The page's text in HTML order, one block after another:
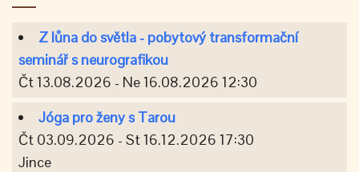
Z lůna do světla - pobytový transformační
seminář s neurografikou
Čt 13.08.2026 - Ne 16.08.2026 12:30
Jóga pro ženy s Tarou
Čt 03.09.2026 - St 16.12.2026 17:30
Jince